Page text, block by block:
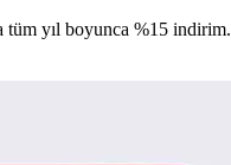
tüm yıl boyunca %15 indirim.